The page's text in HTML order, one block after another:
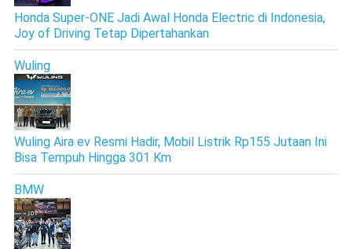
Honda Super-ONE Jadi Awal Honda Electric di Indonesia,
Joy of Driving Tetap Dipertahankan
Wuling
Wuling Aira ev Resmi Hadir, Mobil Listrik Rp155 Jutaan Ini
Bisa Tempuh Hingga 301 Km
BMW